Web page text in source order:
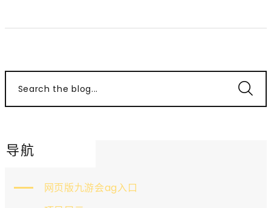
Search the blog...
导航
网页版九游会ag入口